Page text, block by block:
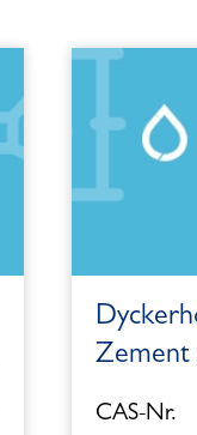
Zement
CAS-Nr.